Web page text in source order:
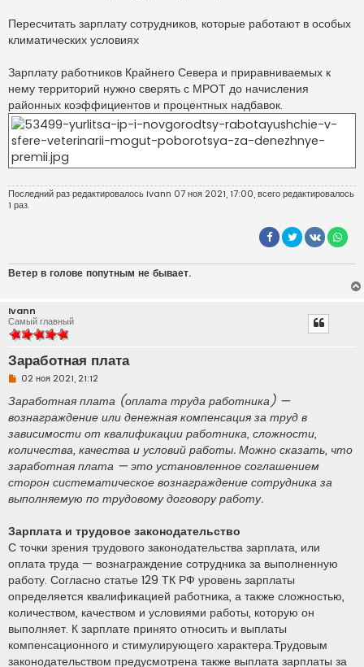
Пересчитать зарплату сотрудников, которые работают в особых
климатических условиях
Зарплату работников Крайнего Севера и приравниваемых к
нему территорий нужно сверять с МРОТ до начисления
районных коэффициентов и процентных надбавок.
Последний раз редактировалось Ivann 07 ноя 2021, 17:00, всего редактировалось
1 раз.
Ветер в голове попутным не бывает.
Ivann
Самый главный
Заработная плата
Н
п
р
о
ч
и
т
а
н
н
е
о
б
е
н
е
02 ноя 2021, 21:12
Заработная плата (оплата труда работника) —
вознаграждение или денежная компенсация за труд в
зависимости от квалификации работника, сложности,
количества, качества и условий работы. Можно сказать, что
заработная плата — это установленное соглашением
сторон систематическое вознаграждение сотрудника за
выполняемую по трудовому договору работу.
Зарплата и трудовое законодательство
С точки зрения трудового законодательства зарплата, или
оплата труда — вознаграждение сотрудника за выполненную
работу. Согласно статье 129 ТК РФ уровень зарплаты
определяется квалификацией работника, а также сложностью,
количеством, качеством и условиями работы, которую он
выполняет. К зарплате принято относить и выплаты
компенсационного и стимулирующего характера.Трудовым
законодательством предусмотрена также выплата зарплаты за